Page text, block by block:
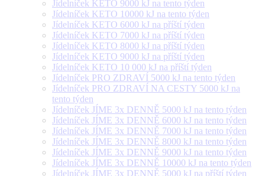
Jídelníček KETO 9000 kJ na tento týden
Jídelníček KETO 10000 kJ na tento týden
Jídelníček KETO 6000 kJ na příští týden
Jídelníček KETO 7000 kJ na příští týden
Jídelníček KETO 8000 kJ na příští týden
Jídelníček KETO 9000 kJ na příští týden
Jídelníček KETO 10 000 kJ na příští týden
Jídelníček PRO ZDRAVÍ 5000 kJ na tento týden
Jídelníček PRO ZDRAVÍ NA CESTY 5000 kJ na
tento týden
Jídelníček JÍME 3x DENNĚ 5000 kJ na tento týden
Jídelníček JÍME 3x DENNĚ 6000 kJ na tento týden
Jídelníček JÍME 3x DENNĚ 7000 kJ na tento týden
Jídelníček JÍME 3x DENNĚ 8000 kJ na tento týden
Jídelníček JÍME 3x DENNĚ 9000 kJ na tento týden
Jídelníček JÍME 3x DENNĚ 10000 kJ na tento týden
Jídelníček JÍME 3x DENNĚ 5000 kJ na příští týden